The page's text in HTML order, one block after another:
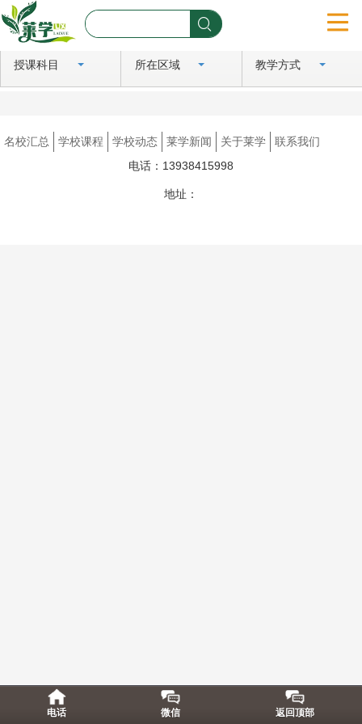
首页
学校课程
授课科目 所在区域 教学方式
名校汇总 学校课程 学校动态 莱学新闻 关于莱学
联系我们
电话：13938415998
地址：
电话 微信 返回顶部